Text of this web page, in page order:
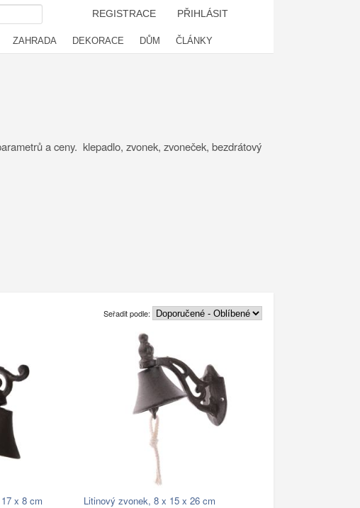
REGISTRACE PŘIHLÁSIT
ZAHRADA DEKORACE DŮM ČLÁNKY
a ceny. klepadlo, zvonek, zvoneček, bezdrátový
Seřadit podle:
x 8 cm Litinový zvonek, 8 x 15 x 26 cm